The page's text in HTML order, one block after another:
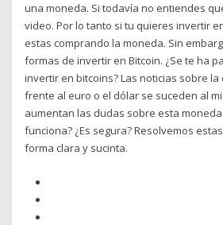
una moneda. Si todavía no entiendes
video. Por lo tanto si tu quieres invertir
estas comprando la moneda. Sin
formas de invertir en Bitcoin. ¿Se te ha
invertir en bitcoins? Las noticias sobre
frente al euro o el dólar se suceden al
aumentan las dudas sobre esta moneda
funciona? ¿Es segura? Resolvemos
forma clara y sucinta.